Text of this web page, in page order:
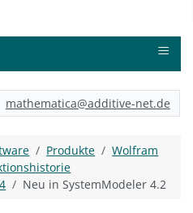
≡
mathematica@additive-net.de
Produkte
Wolfram
Neu in SystemModeler 4.2